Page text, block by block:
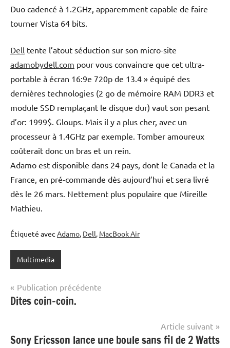
Duo cadencé à 1.2GHz, apparemment capable de faire
tourner Vista 64 bits.
Dell tente l’atout séduction sur son micro-site
adamobydell.com pour vous convaincre que cet ultra-
portable à écran 16:9e 720p de 13.4 » équipé des
dernières technologies (2 go de mémoire RAM DDR3 et
module SSD remplaçant le disque dur) vaut son pesant
d’or: 1999$. Gloups. Mais il y a plus cher, avec un
processeur à 1.4GHz par exemple. Tomber amoureux
coûterait donc un bras et un rein.
Adamo est disponible dans 24 pays, dont le Canada et la
France, en pré-commande dès aujourd’hui et sera livré
dès le 26 mars. Nettement plus populaire que Mireille
Mathieu.
Étiqueté avec Adamo, Dell, MacBook Air
Multimedia
Navigation
de
Publication précédente
Dites coin-coin.
Article suivant
Sony Ericsson lance une boule sans fil de 2 Watts